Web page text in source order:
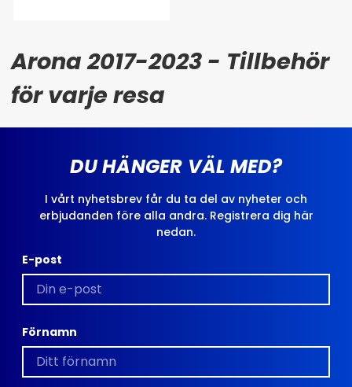
Arona 2017-2023 - Tillbehör
för varje resa
DU HÄNGER VÄL MED?
I vårt nyhetsbrev får du ta del av nyheter och
erbjudanden före alla andra. Registrera dig här
nedan.
E-post
Förnamn